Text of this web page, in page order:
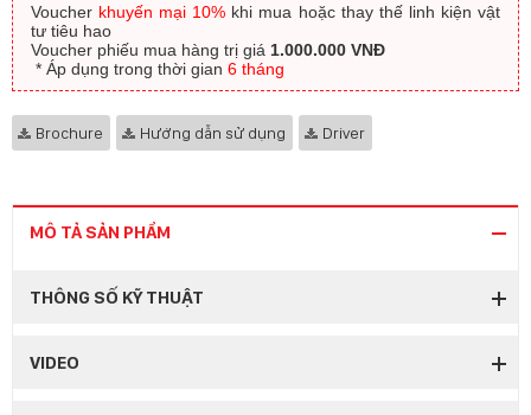
Voucher khuyến mại 10% khi mua hoặc thay thế linh kiện vật
tư tiêu hao
Voucher phiếu mua hàng trị giá 1.000.000 VNĐ
​ * Áp dụng trong thời gian 6 tháng
Brochure Hướng dẫn sử dụng Driver
MÔ TẢ SẢN PHẨM
THÔNG SỐ KỸ THUẬT
VIDEO